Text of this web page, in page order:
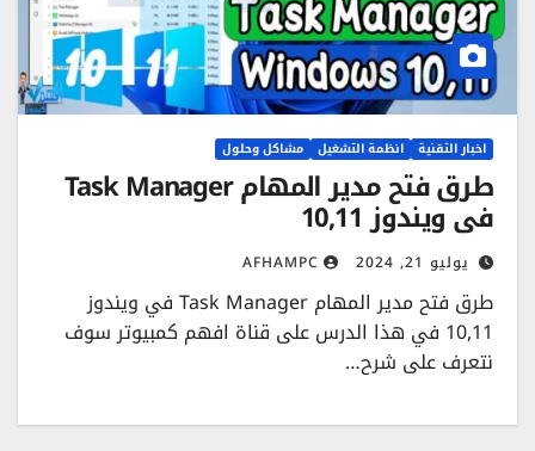
اخبار التقنية انظمة التشغيل مشاكل وحلول
طرق فتح مدير المهام Task Manager
في ويندوز 10,11
يوليو 21, 2024 AFHAMPC
طرق فتح مدير المهام Task Manager في ويندوز
10,11 في هذا الدرس على قناة افهم كمبيوتر سوف
نتعرف على شرح…